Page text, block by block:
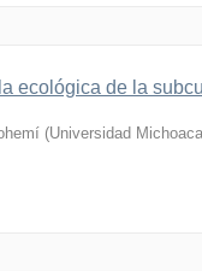
ecológica de la
(Universidad